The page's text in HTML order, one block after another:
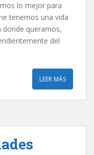
lo mejor para
tenemos una vida
queramos,
del
LEER MÁS